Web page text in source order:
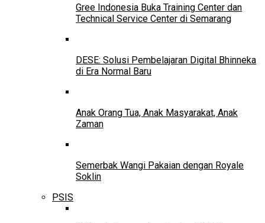
Gree Indonesia Buka Training Center dan
Technical Service Center di Semarang
DESE: Solusi Pembelajaran Digital Bhinneka
di Era Normal Baru
Anak Orang Tua, Anak Masyarakat, Anak
Zaman
Semerbak Wangi Pakaian dengan Royale
Soklin
PSIS